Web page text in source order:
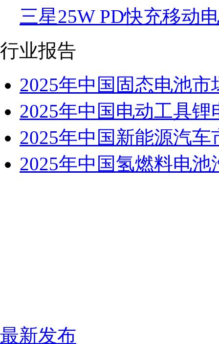
三星25W PD快充移动
行业报告
2025年中国固态电池
2025年中国电动工具
2025年中国新能源汽
2025年中国氢燃料电
最新发布